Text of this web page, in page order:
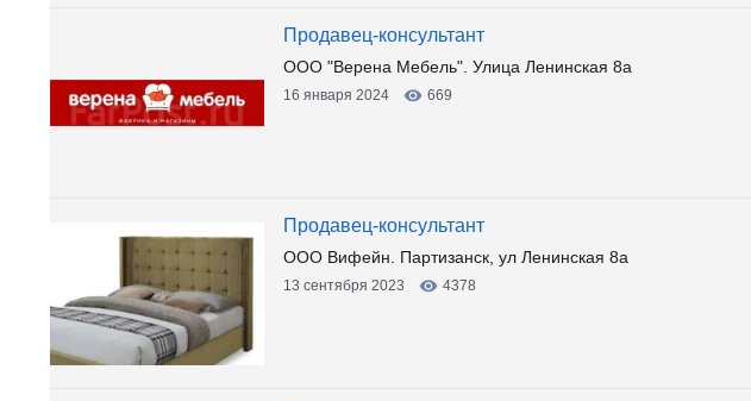
Продавец-консультант
ООО "Верена Мебель". Улица Ленинская 8а
16 января 2024 669
Продавец-консультант
ООО Вифейн. Партизанск, ул Ленинская 8а
13 сентября 2023 4378